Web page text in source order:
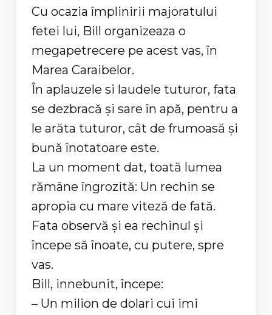
Cu ocazia împlinirii majoratului
fetei lui, Bill organizeaza o
megapetrecere pe acest vas, în
Marea Caraibelor.
În aplauzele si laudele tuturor, fata
se dezbracă și sare în apă, pentru a
le arăta tuturor, cât de frumoasă și
bună înotatoare este.
La un moment dat, toată lumea
rămâne îngrozită: Un rechin se
apropia cu mare viteză de fată.
Fata observă și ea rechinul și
începe să înoate, cu putere, spre
vas.
Bill, innebunit, începe:
– Un milion de dolari cui imi